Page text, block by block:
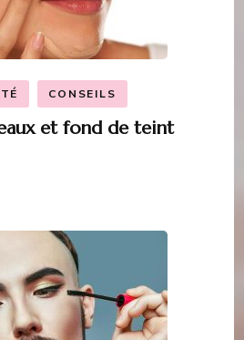
CONSEILS
et fond de teint